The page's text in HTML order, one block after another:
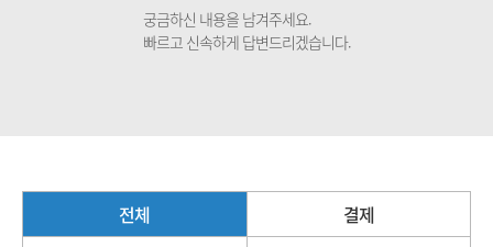
궁금하신 내용을 남겨주세요.
빠르고 신속하게 답변드리겠습니다.
전체
결제